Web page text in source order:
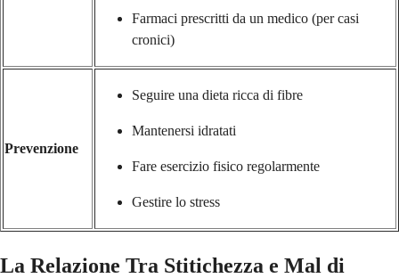
Farmaci prescritti da un medico (per casi
cronici)
Prevenzione
Seguire una dieta ricca di fibre
Mantenersi idratati
Fare esercizio fisico regolarmente
Gestire lo stress
La Relazione Tra Stitichezza e Mal di